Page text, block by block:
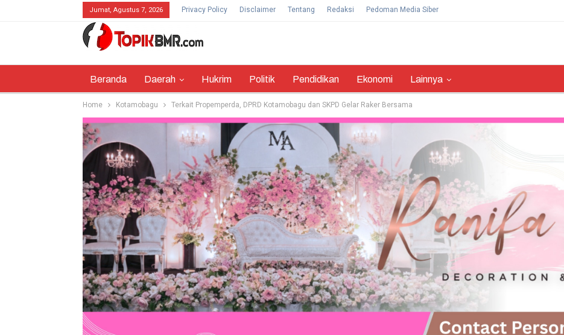
Jumat, Agustus 7, 2026 Privacy Policy Disclaimer Tentang Redaksi Pedoman Media Siber
Beranda Daerah Hukrim Politik Pendidikan Ekonomi Lainnya
Home Kotamobagu Terkait Propemperda, DPRD Kotamobagu dan SKPD Gelar Raker Bersama